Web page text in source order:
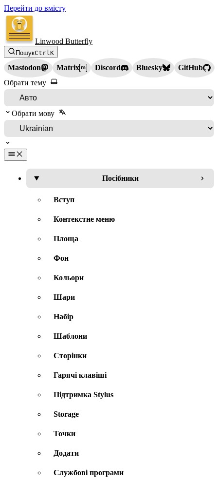
Перейти до вмісту
Linwood Butterfly
ПошукCtrlK
Mastodon Matrix Discord Bluesky
GitHub
Обрати тему
Обрати мову
Посібники
Вступ
Контекстне меню
Площа
Фон
Кольори
Шари
Набір
Шаблони
Сторінки
Гарячі клавіші
Підтримка Stylus
Storage
Точки
Додати
Службові програми